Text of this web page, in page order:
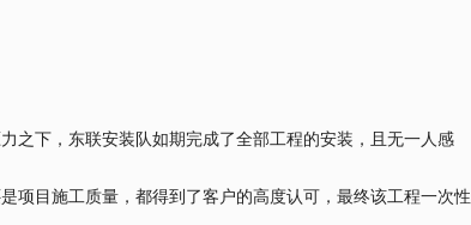
下，东联安装队如期完成了全部工程的安装，且无一人感
目施工质量，都得到了客户的高度认可，最终该工程一次性